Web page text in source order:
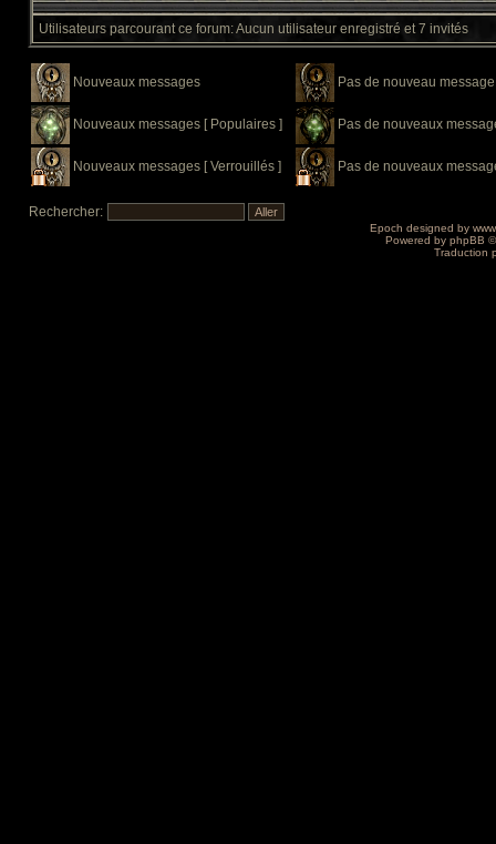
Utilisateurs parcourant ce forum: Aucun utilisateur enregistré et 7 invités
Nouveaux messages Pas de nouveau message
Nouveaux messages [ Populaires ] Pas de nouveaux
Nouveaux messages [ Verrouillés ] Pas de nouveaux
Rechercher:
Epoch designed by
Powered by phpBB
Traduction